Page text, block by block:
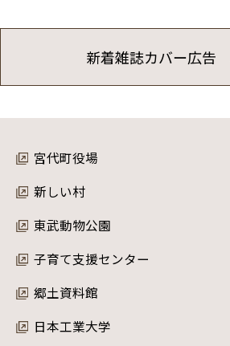
新着雑誌カバー広告
宮代町役場
新しい村
東武動物公園
子育て支援センター
郷土資料館
日本工業大学